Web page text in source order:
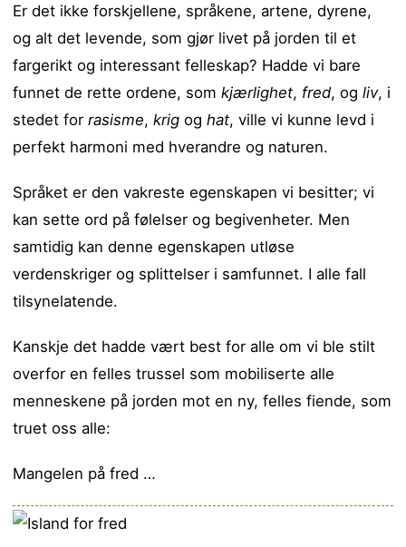
Er det ikke forskjellene, språkene, artene, dyrene,
og alt det levende, som gjør livet på jorden til et
fargerikt og interessant felleskap? Hadde vi bare
funnet de rette ordene, somkjærlighet, fred, ogliv, i
stedet forrasisme,krig oghat, ville vi kunne levd i
perfekt harmoni med hverandre og naturen.
Språket er den vakreste egenskapen vi besitter; vi
kan sette ord på følelser og begivenheter. Men
samtidig kan denne egenskapen utløse
verdenskriger og splittelser i samfunnet. I alle fall
tilsynelatende.
Kanskje det hadde vært best for alle om vi ble stilt
overfor en felles trussel som mobiliserte alle
menneskene på jorden mot en ny, felles fiende, som
truet oss alle:
Mangelen på fred …